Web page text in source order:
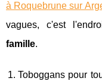
à Roquebrune sur
vagues, c'est
famille.
Toboggans pour